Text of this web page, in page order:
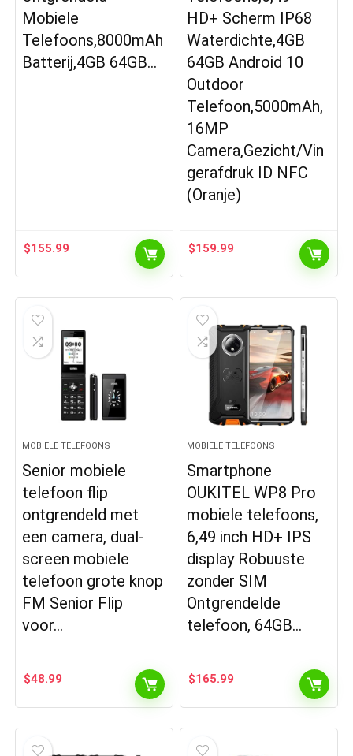
Mobiele
Telefoons,8000mAh
Batterij,4GB 64GB…
$155.99
HD+ Scherm IP68
Waterdichte,4GB
64GB Android 10
Outdoor
Telefoon,5000mAh,
16MP
Camera,Gezicht/Vin
gerafdruk ID NFC
(Oranje)
$159.99
MOBIELE TELEFOONS
Senior mobiele
telefoon flip
ontgrendeld met
een camera, dual-
screen mobiele
telefoon grote knop
FM Senior Flip
voor…
$48.99
MOBIELE TELEFOONS
Smartphone
OUKITEL WP8 Pro
mobiele telefoons,
6,49 inch HD+ IPS
display Robuuste
zonder SIM
Ontgrendelde
telefoon, 64GB…
$165.99